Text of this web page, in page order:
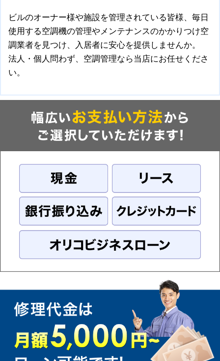
ビルのオーナー様や施設を管理されている皆様、毎日
使用する空調機の管理やメンテナンスのかかりつけ空
調業者を見つけ、入居者に安心を提供しませんか。
法人・個人問わず、空調管理なら当店にお任せくださ
い。